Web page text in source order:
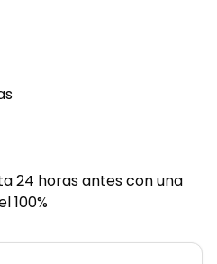
24 horas antes con una
100%